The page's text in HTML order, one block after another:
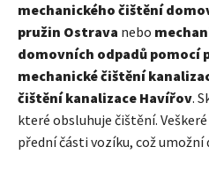
mechanického čištění
pružin Ostrava nebo
domovních odpadů pomocí
mechanické čištění
čištění kanalizace Havířov.
které obsluhuje čištění.
přední části vozíku, což umožní